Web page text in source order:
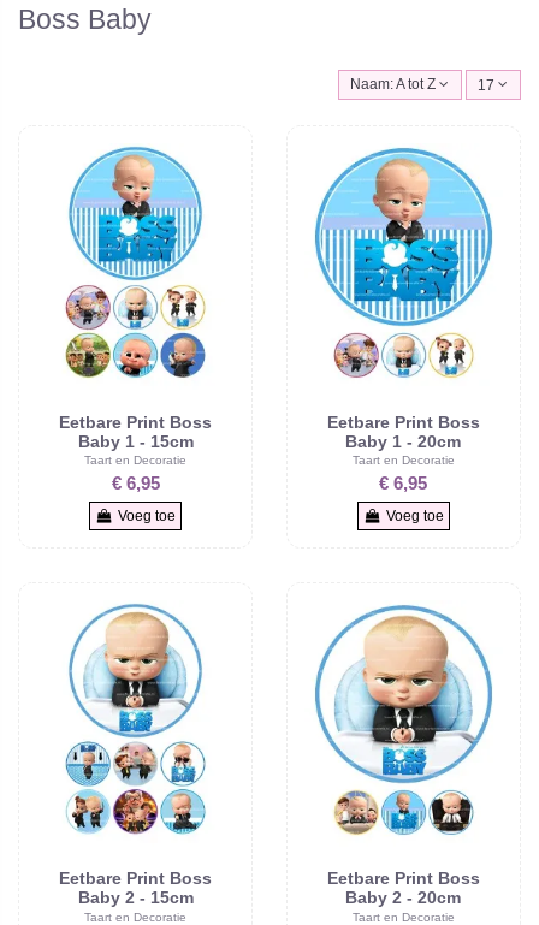
Boss Baby
Naam: A tot Z 17
Eetbare Print Boss
Baby 1 - 15cm
Taart en Decoratie
€ 6,95
Voeg toe
Eetbare Print Boss
Baby 1 - 20cm
Taart en Decoratie
€ 6,95
Voeg toe
Eetbare Print Boss
Baby 2 - 15cm
Taart en Decoratie
Eetbare Print Boss
Baby 2 - 20cm
Taart en Decoratie